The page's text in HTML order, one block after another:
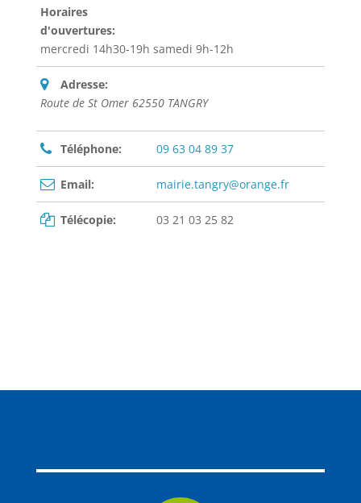
Horaires
d'ouvertures:
mercredi 14h30-19h samedi 9h-12h
Adresse:
Route de St Omer 62550 TANGRY
Téléphone: 09 63 04 89 37
Email: mairie.tangry@orange.fr
Télécopie: 03 21 03 25 82